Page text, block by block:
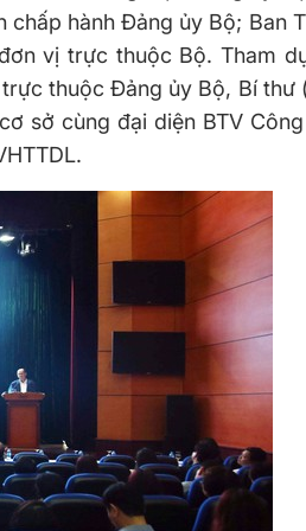
chấp hành Đảng ủy Bộ; Ban
vị trực thuộc Bộ. Tham
thuộc Đảng ủy Bộ, Bí thư
sở cùng đại diện BTV